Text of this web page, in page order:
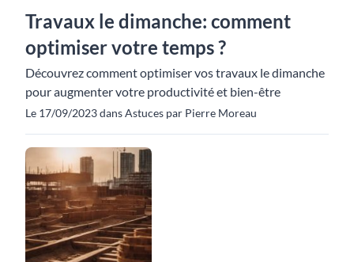
Travaux le dimanche: comment
optimiser votre temps ?
Découvrez comment optimiser vos travaux le dimanche
pour augmenter votre productivité et bien-être
Le 17/09/2023 dans Astuces par Pierre Moreau